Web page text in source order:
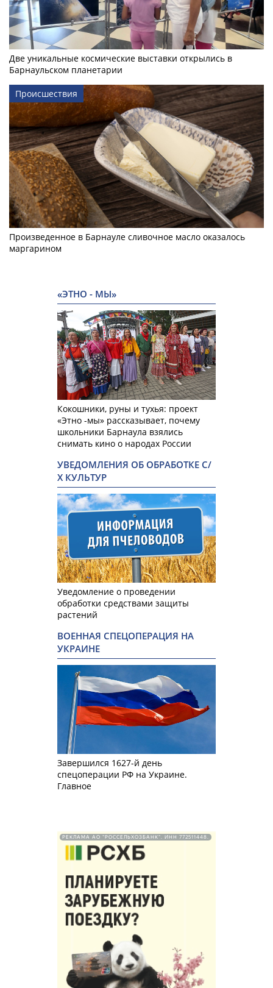
Две уникальные космические выставки открылись в
Барнаульском планетарии
Происшествия
Произведенное в Барнауле сливочное масло оказалось
маргарином
«ЭТНО - МЫ»
Кокошники, руны и тухья: проект
«Этно -мы» рассказывает, почему
школьники Барнаула взялись
снимать кино о народах России
УВЕДОМЛЕНИЯ ОБ ОБРАБОТКЕ С/
Х КУЛЬТУР
Уведомление о проведении
обработки средствами защиты
растений
ВОЕННАЯ СПЕЦОПЕРАЦИЯ НА
УКРАИНЕ
Завершился 1627-й день
спецоперации РФ на Украине.
Главное
РЕКЛАМА АО "РОССЕЛЬХОЗБАНК". ИНН 772511448.